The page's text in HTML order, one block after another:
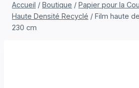
Accueil / Boutique / Papier pour la
Haute Densité Recyclé / Film haute
230 cm